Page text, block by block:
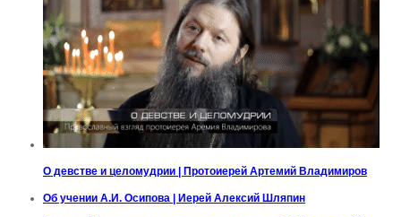
О девстве и целомудрии | Протоиерей Артемий Владимиров
Об учении А.И. Осипова | Иерей Алексий Шляпин